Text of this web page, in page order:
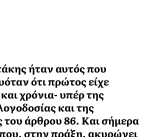
ήταν αυτός που
ότι πρώτος είχε
χρόνια- υπέρ της
και της
άρθρου 86. Και σήμερα
που, στην πράξη, ακυρώνει